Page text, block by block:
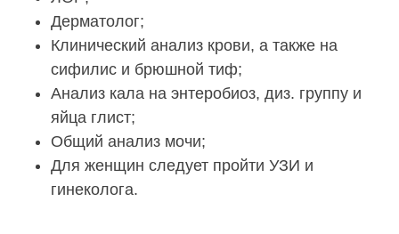
Дерматолог;
Клинический анализ крови, а также на
сифилис и брюшной тиф;
Анализ кала на энтеробиоз, диз. группу и
яйца глист;
Общий анализ мочи;
Для женщин следует пройти УЗИ и
гинеколога.